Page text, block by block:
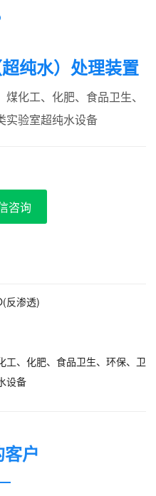
纯水）处理装置
化工、化肥、食品卫生、
实验室超纯水设备
咨询
反渗透)
工、化肥、食品卫生、环保、卫
设备
户